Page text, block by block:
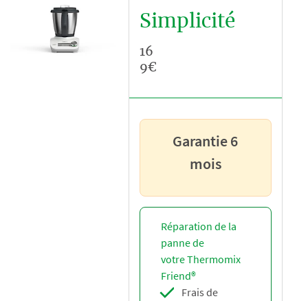
Simplicité
16
9€
Garantie 6
mois
Réparation de la
panne de
votre Thermomix
Friend®
Frais de